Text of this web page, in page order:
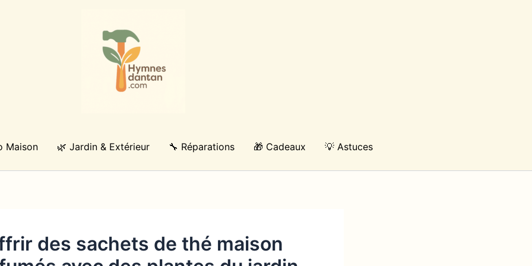
Maison 🌿 Jardin & Extérieur 🔧 Réparations 🎁 Cadeaux 💡 Astuces
des sachets de thé maison